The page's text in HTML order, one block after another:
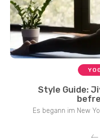
Style Guide:
Es begann im New